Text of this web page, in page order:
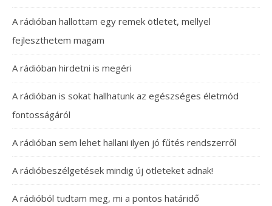
A rádióban hallottam egy remek ötletet, mellyel
fejleszthetem magam
A rádióban hirdetni is megéri
A rádióban is sokat hallhatunk az egészséges életmód
fontosságáról
A rádióban sem lehet hallani ilyen jó fűtés rendszerről
A rádióbeszélgetések mindig új ötleteket adnak!
A rádióból tudtam meg, mi a pontos határidő